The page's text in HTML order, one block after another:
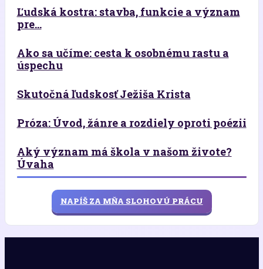
Ľudská kostra: stavba, funkcie a význam
pre...
Ako sa učíme: cesta k osobnému rastu a
úspechu
Skutočná ľudskosť Ježiša Krista
Próza: Úvod, žánre a rozdiely oproti poézii
Aký význam má škola v našom živote?
Úvaha
NAPÍŠ ZA MŇA SLOHOVÚ PRÁCU